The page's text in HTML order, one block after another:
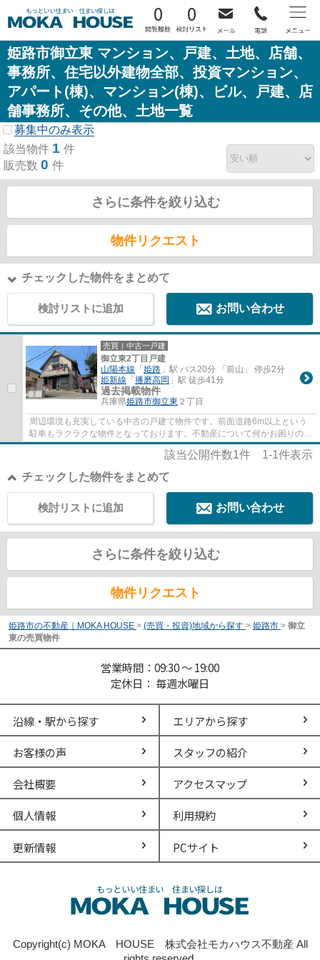
0 0
姫路市御立東 マンション、戸建、土地、店舗、
事務所、住宅以外建物全部、投資マンション、
アパート(棟)、マンション(棟)、ビル、戸建、店
舗事務所、その他、土地一覧
募集中のみ表示
該当物件 1 件
販売数 0 件
さらに条件を絞り込む
物件リクエスト
チェックした物件をまとめて
検討リストに追加 お問い合わせ
売買｜中古一戸建
御立東2丁目戸建
山陽本線 「姫路 」駅 バス20分 「前山」 停歩2分
姫新線 「播磨高岡 」駅 徒歩41分
過去掲載物件
兵庫県姫路市御立東 ２丁目
周辺環境も充実している中古の戸建て物件です。前面道路6m以上という
駐車もラクラクな物件となっております。不動産について何かお困りのこ
となどがございましたら、山陽本線姫路周辺...
該当公開件数1件 1-1件表示
チェックした物件をまとめて
お問い合わせ
検討リストに追加
さらに条件を絞り込む
物件リクエスト
姫路市の不動産｜MOKA HOUSE > (売買・投資)地域から探す > 姫路市 > 御立
東の売買物件
営業時間：09:30 ～ 19:00
定休日： 毎週水曜日
沿線・駅から探す エリアから探す
お客様の声 スタッフの紹介
会社概要 アクセスマップ
個人情報 利用規約
更新情報 PCサイト
Copyright(c) MOKA HOUSE 株式会社モカハウス不動産 All